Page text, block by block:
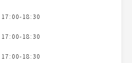
17:00-18:30
17:00-18:30
17:00-18:30